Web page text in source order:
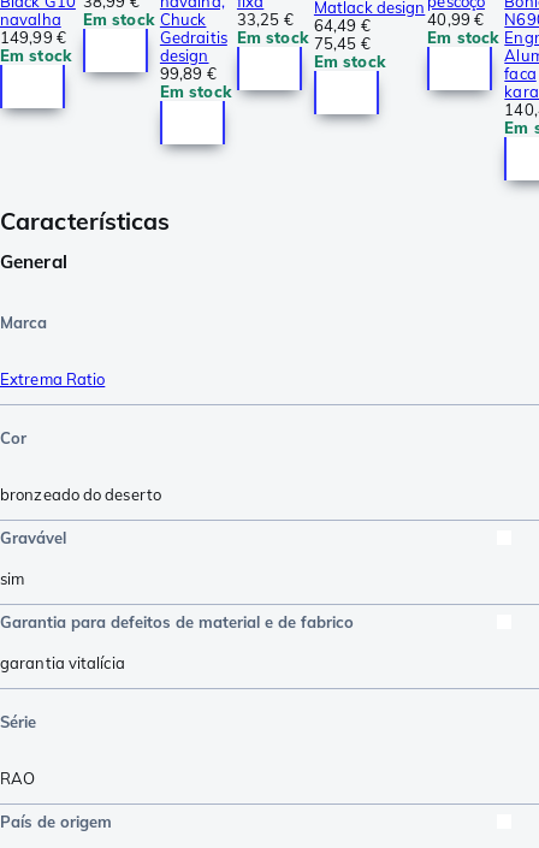
navalha
149,99 €
Em stock
Em stock Chuck
Gedraitis
design
99,89 €
Em stock
33,25 €
Em stock
Matlack design
64,49 €
75,45 €
Em stock
40,99 €
Em stock
faca
Em
Características
General
Marca
Extrema Ratio
Cor
bronzeado do deserto
Gravável
sim
Garantia para defeitos de material e de fabrico
garantia vitalícia
Série
RAO
País de origem